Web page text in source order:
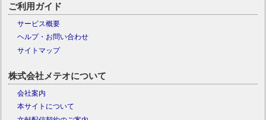
ご利用ガイド
サービス概要
ヘルプ・お問い合わせ
サイトマップ
株式会社メテオについて
会社案内
本サイトについて